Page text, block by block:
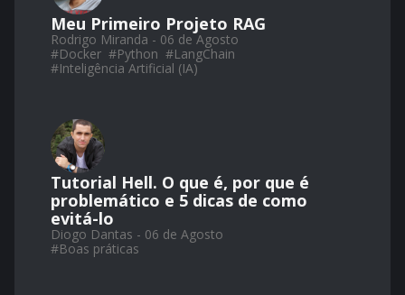
Meu Primeiro Projeto RAG
Rodrigo Miranda - 06 de Agosto
#Docker #Python #LangChain
#Inteligência Artificial (IA)
Tutorial Hell. O que é, por que é
problemático e 5 dicas de como
evitá-lo
Diogo Dantas - 06 de Agosto
#Boas práticas